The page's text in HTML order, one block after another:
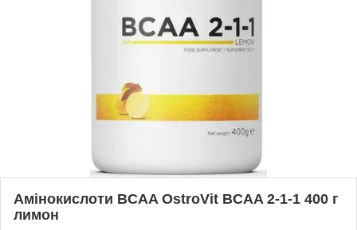
Амінокислоти BCAA OstroVit BCAA 2-1-1 400 г
лимон